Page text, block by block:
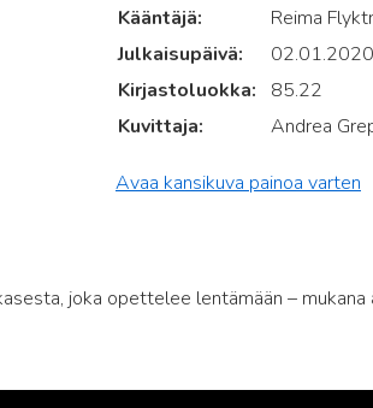
Kääntäjä
Reima
Julkaisupäivä
02.01.2020
Kirjastoluokka
85.22
Kuvittaja
Andrea
Avaa kansikuva painoa varten
joka opettelee lentämään – mukana